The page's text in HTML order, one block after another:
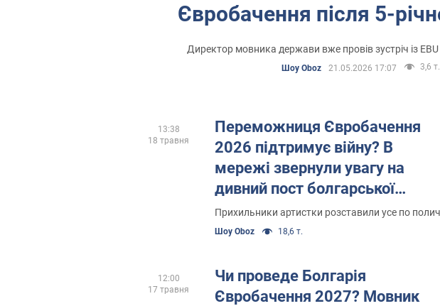
Євробачення після 5-
Директор мовника держави вже провів зустріч із
Шоу Oboz 21.05.2026 17:07 3,6 т.
Переможниця Євробачення
2026 підтримує війну? В
мережі звернули увагу на
дивний пост болгарської
співачки
Прихильники артистки розставили усе по
Шоу Oboz 18,6 т.
13:38
18 травня
Чи проведе Болгарія
Євробачення 2027? Мовник
12:00
17 травня